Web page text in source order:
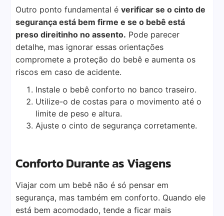
Outro ponto fundamental é verificar se o cinto de
segurança está bem firme e se o bebê está
preso direitinho no assento. Pode parecer
detalhe, mas ignorar essas orientações
compromete a proteção do bebê e aumenta os
riscos em caso de acidente.
Instale o bebê conforto no banco traseiro.
Utilize-o de costas para o movimento até o
limite de peso e altura.
Ajuste o cinto de segurança corretamente.
Conforto Durante as Viagens
Viajar com um bebê não é só pensar em
segurança, mas também em conforto. Quando ele
está bem acomodado, tende a ficar mais